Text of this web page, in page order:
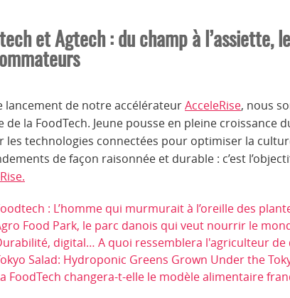
et Agtech : du champ à l’assiette,
lancement de notre accélérateurAcceleRise, nous
de la FoodTech. Jeune pousse en pleine croissance
les technologies connectées pour optimiser la
de façon raisonnée et durable : c’est
: L’homme qui murmurait à l’oreille des
Food Park, le parc danois qui veut nourrir le
digital… A quoi ressemblera l'agriculteur de
Salad: Hydroponic Greens Grown Under the
FoodTech changera-t-elle le modèle alimentaire